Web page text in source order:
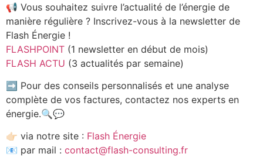
📢 Vous souhaitez suivre l’actualité de l’énergie de
manière régulière ? Inscrivez-vous à la newsletter de
Flash Énergie !
FLASHPOINT (1 newsletter en début de mois)
FLASH ACTU (3 actualités par semaine)
➡️ Pour des conseils personnalisés et une analyse
complète de vos factures, contactez nos experts en
énergie.🔍💬
👉🏻 via notre site : Flash Énergie
📧 par mail : contact@flash-consulting.fr